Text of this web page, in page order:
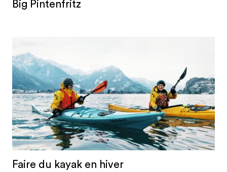
Big Pintenfritz
Faire du kayak en hiver